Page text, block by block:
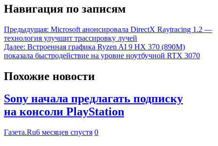
Навигация по записям
Предыдущая: Microsoft анонсировала DirectX Raytracing 1.2 —
технология улучшит трассировку лучей
Далее: Встроенная графика Ryzen AI 9 HX 370 (890M)
показала быстродействие на уровне ноутбучной RTX 3070
Похожие новости
Sony начала предлагать подписку
на консоли PlayStation
Газета.Ru6 месяцев спустя 0